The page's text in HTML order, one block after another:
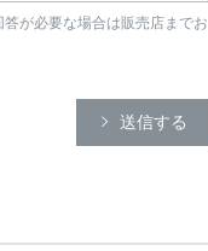
が必要な場合は販売店までお
送信する